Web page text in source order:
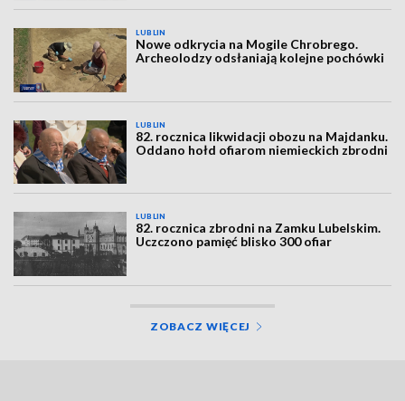
LUBLIN
Nowe odkrycia na Mogile Chrobrego.
Archeolodzy odsłaniają kolejne pochówki
LUBLIN
82. rocznica likwidacji obozu na Majdanku.
Oddano hołd ofiarom niemieckich zbrodni
LUBLIN
82. rocznica zbrodni na Zamku Lubelskim.
Uczczono pamięć blisko 300 ofiar
ZOBACZ WIĘCEJ